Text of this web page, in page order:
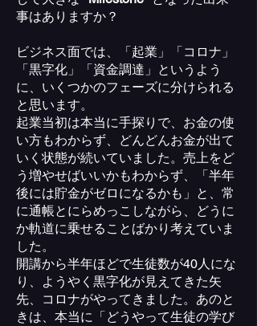
事はありますか？
ビジネス面では、「起業」「コロナ」
「黒字化」「資金調達」というよう
に、いくつかのフェーズに分けられる
と思います。
起業当初は本当に手探りで、お金の使
い方もわからず、どんどんお金が出て
いく状態が続いていました。売上をど
う増やせばいいかもわからず、「半年
後には貯金がゼロになるかも」と、常
に通帳とにらめっこしながら、どうに
か軌道に乗せることばかり考えていま
した。
開講から半年ほどで生徒数が40人にな
り、ようやく黒字化が見えてきた矢
先、コロナがやってきました。あのと
きは、本当に「どうやって生徒の学び